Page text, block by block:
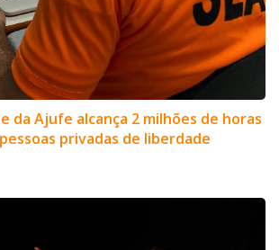
da Ajufe alcança 2 milhões de horas
privadas de liberdade